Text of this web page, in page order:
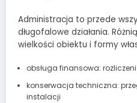
Administracja to przede
długofalowe działania.
wielkości obiektu i formy
obsługa finansowa:
konserwacja techniczna:
instalacji